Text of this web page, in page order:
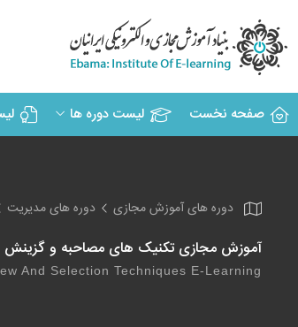
صفحه نخست لیست دوره ها
دوره های آموزش مجازی دوره های مدیریت
آموزش مجازی تکنیک های مصاحبه و گزینش
And Selection Techniques E-Learning